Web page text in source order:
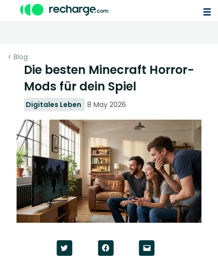
< Blog
Die besten Minecraft Horror-
Mods für dein Spiel
Digitales Leben 8 May 2026
to to to